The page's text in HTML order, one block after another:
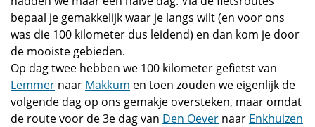
bepaal je gemakkelijk waar je langs wilt (en voor ons
was die 100 kilometer dus leidend) en dan kom je door
de mooiste gebieden.
Op dag twee hebben we 100 kilometer gefietst van
Lemmer naar Makkum en toen zouden we eigenlijk de
volgende dag op ons gemakje oversteken, maar omdat
de route voor de 3e dag van Den Oever naar Enkhuizen